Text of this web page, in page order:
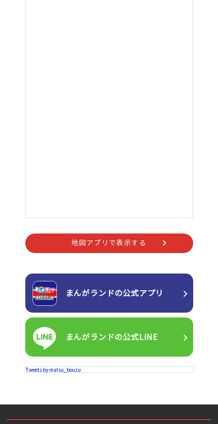
地図アプリで表示する
まんがランドの公式アプリ
まんがランドの公式LINE
Tweets by matsu_bouzu